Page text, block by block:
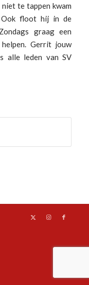
te tappen kwam
floot hij in de
graag een
Gerrit jouw
alle leden van SV